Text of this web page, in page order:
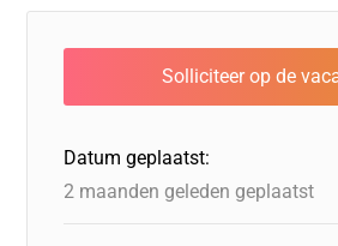
e
b
o
o
k
e
dI
n
o
d
o
n
a
d
s
s
A
p
l
Datum geplaatst:
2 maanden geleden geplaatst